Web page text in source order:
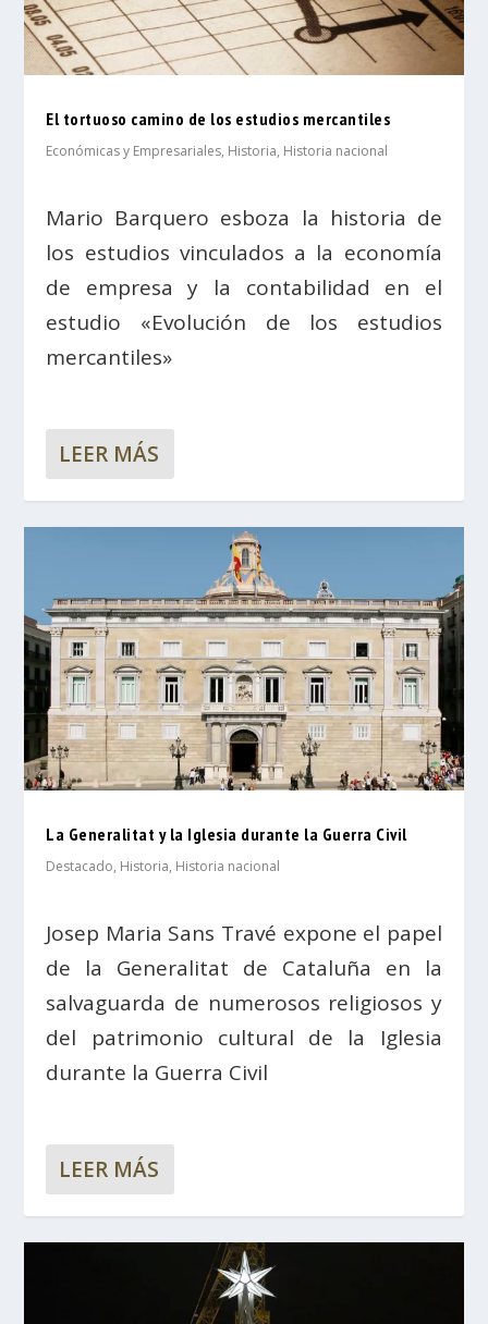
El tortuoso camino de los estudios mercantiles
Económicas y Empresariales, Historia, Historia nacional
Mario Barquero esboza la historia de
los estudios vinculados a la economía
de empresa y la contabilidad en el
estudio «Evolución de los estudios
mercantiles»
LEER MÁS
La Generalitat y la Iglesia durante la Guerra Civil
Destacado, Historia, Historia nacional
Josep Maria Sans Travé expone el papel
de la Generalitat de Cataluña en la
salvaguarda de numerosos religiosos y
del patrimonio cultural de la Iglesia
durante la Guerra Civil
LEER MÁS